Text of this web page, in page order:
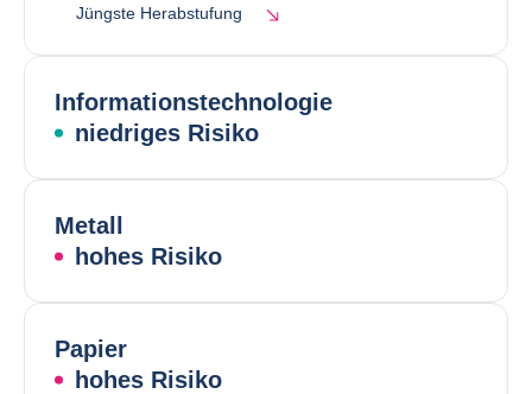
Jüngste Herabstufung
Informationstechnologie
niedriges Risiko
Metall
hohes Risiko
Papier
hohes Risiko